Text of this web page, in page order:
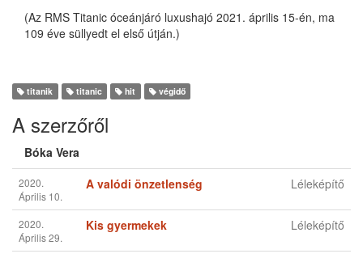
(Az RMS Titanic óceánjáró luxushajó 2021. április 15-én, ma
109 éve süllyedt el első útján.)
titanik titanic hit végidő
A szerzőről